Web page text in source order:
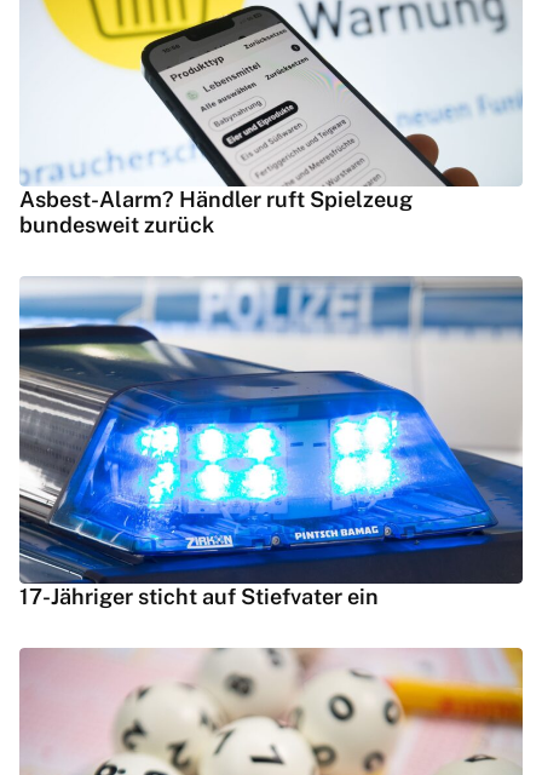
Asbest-Alarm? Händler ruft Spielzeug
bundesweit zurück
17-Jähriger sticht auf Stiefvater ein